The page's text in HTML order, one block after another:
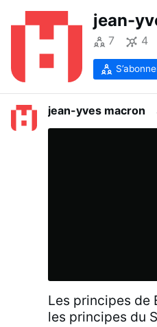
jean-
7 4
jean-yves macron
Les principes de
les principes du